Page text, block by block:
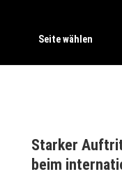
Seite wählen
Starker
beim